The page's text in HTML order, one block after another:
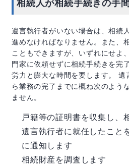
相続人が相続手続きの手
遺言執行者がいない場合は、相続
進めなければなりません。また、
こともできますが、いずれにせよ
門家に依頼せずに相続手続きを完
労力と膨大な時間を要します。
ら業務の完了までに概ね次のよう
ません。
戸籍等の証明書を収集し、
遺言執行者に就任したこと
に通知します
相続財産を調査します